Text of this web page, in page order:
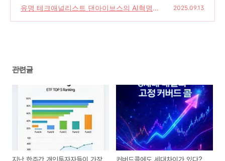
온다. RISE 미국S&P500데일리고정커버드콜.
유명 테크애널리스트 댄아이브스의 AI혁명론
2025.09.13
관련글